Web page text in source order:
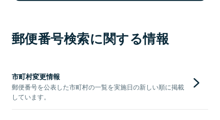
郵便番号検索に関する情報
市町村変更情報
郵便番号を公表した市町村の一覧を実施日の新しい順に掲載
しています。